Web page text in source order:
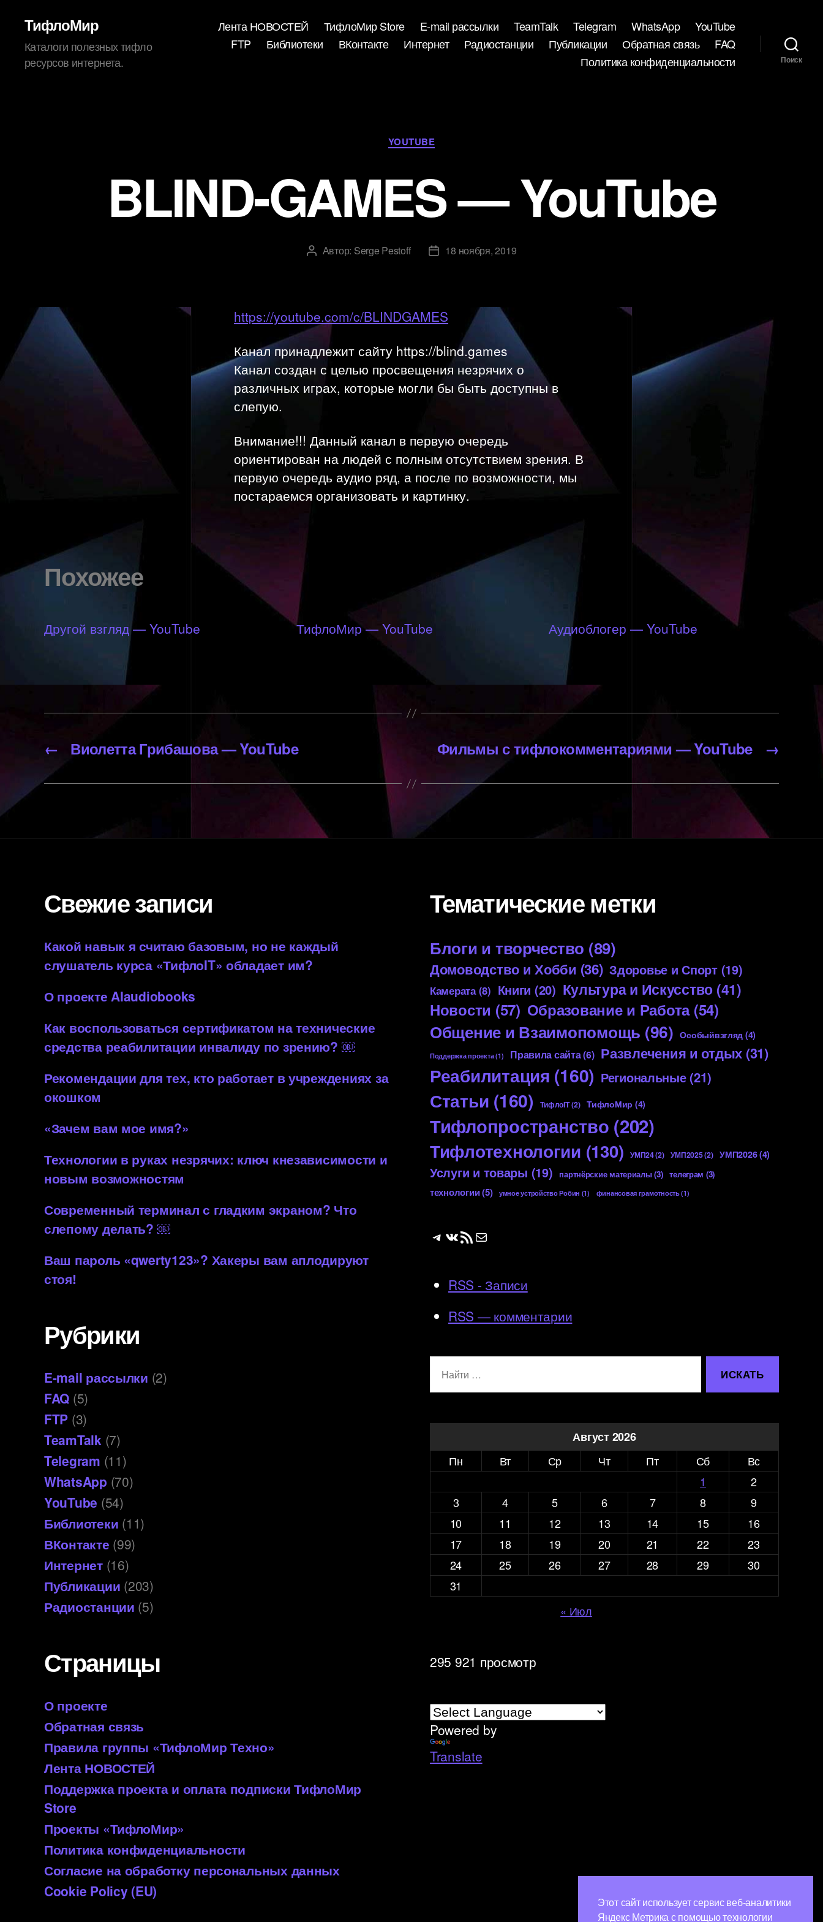
ТифлоМир
Каталоги полезных тифло
ресурсов интернета.
Лента НОВОСТЕЙ ТифлоМир Store E-mail рассылки TeamTalk Telegram WhatsApp
YouTube
FTP
Библиотеки ВКонтакте Интернет Радиостанции Публикации Обратная связь
FAQ
Политика конфиденциальности
Поиск
Рубрики
YOUTUBE
BLIND-GAMES — YouTube
Автор
Автор: Serge Pestoff
Дата18 ноября, 2019
https://youtube.com/c/BLINDGAMES
Канал принадлежит сайту https://blind.games
Канал создан с целью просвещения незрячих о
различных играх, которые могли бы быть доступны в
слепую.
Внимание!!! Данный канал в первую очередь
ориентирован на людей с полным отсутствием зрения. В
первую очередь аудио ряд, а после по возможности, мы
постараемся организовать и картинку.
Похожее
Другой взгляд — YouTube ТифлоМир — YouTube Аудиоблогер — YouTube
← Виолетта Грибашова — YouTube →
Фильмы с тифлокомментариями — YouTube
Свежие записи
Какой навык я считаю базовым, но не каждый
слушатель курса «ТифлоIT» обладает им?
О проекте AIaudiobooks
Как воспользоваться сертификатом на технические
средства реабилитации инвалиду по зрению? ￼
Рекомендации для тех, кто работает в учреждениях за
окошком
«Зачем вам мое имя?»
Технологии в руках незрячих: ключ кнезависимости и
новым возможностям
Современный терминал с гладким экраном? Что
слепому делать? ￼
Ваш пароль «qwerty123»? Хакеры вам аплодируют
стоя!
Рубрики
E-mail рассылки (2)
FAQ (5)
FTP (3)
TeamTalk(7)
Telegram (11)
WhatsApp (70)
YouTube (54)
Библиотеки (11)
ВКонтакте (99)
Интернет(16)
Публикации (203)
Радиостанции (5)
Страницы
О проекте
Обратная связь
Правила группы «ТифлоМир Техно»
Лента НОВОСТЕЙ
Поддержка проекта и оплата подписки ТифлоМир
Store
Проекты «ТифлоМир»
Политика конфиденциальности
Согласие на обработку персональных данных
Cookie Policy (EU)
Тематические метки
Блоги и творчество (89)
Домоводство и Хобби (36) Здоровье и Спорт(19)
Камерата(8) Книги (20) Культура и Искусство (41)
Новости (57) Образование и Работа(54)
Общение и Взаимопомощь (96) Особыйвзгляд (4)
Поддержка проекта(1) Правила сайта(6) Развлечения и отдых (31)
Реабилитация (160) Региональные(21)
Статьи (160) ТифлоIT(2) ТифлоМир (4)
Тифлопространство (202)
Тифлотехнологии (130) УМП24(2) УМП2025(2) УМП2026(4)
Услуги и товары (19) партнёрские материалы(3) телеграм (3)
технологии(5) умное устройство Робин (1) финансовая грамотность(1)
Telegram
ВКонтакте
RSS-лентаПочта
RSS - Записи
RSS — комментарии
Август 2026
Пн
Вт Ср Чт Пт Сб
Вс
1
2
3
4 5 6 7 8
9
10
11 12 13 14 15
16
17
18 19 20 21 22
23
24
25 26 27 28 29
30
31
« Июл
295 921 просмотр
Powered by
Translate
Этот сайт использует сервис веб-аналитики
Яндекс Метрика с помощью технологии